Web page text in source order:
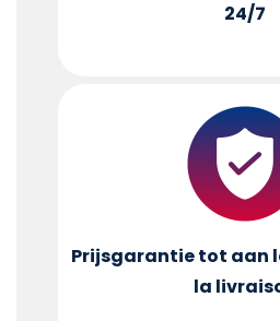
24/7
Prijsgarantie tot aan
la